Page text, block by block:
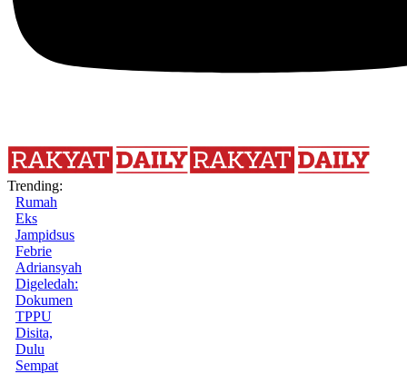
Trending:
Rumah
Eks
Jampidsus
Febrie
Adriansyah
Digeledah:
Dokumen
TPPU
Disita,
Dulu
Sempat